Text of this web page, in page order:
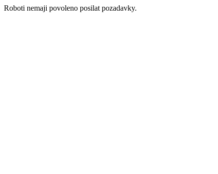
Roboti nemaji povoleno posilat pozadavky.